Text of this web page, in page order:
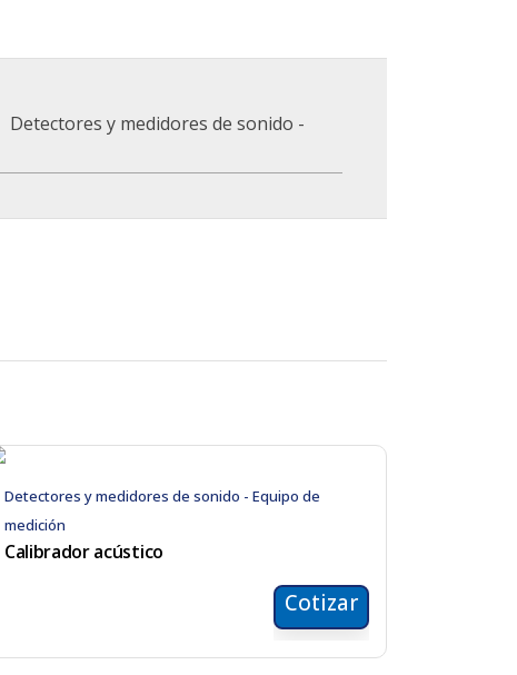
Detectores y medidores de sonido -
Detectores y medidores de sonido - Equipo de
medición
Calibrador acústico
Cotizar